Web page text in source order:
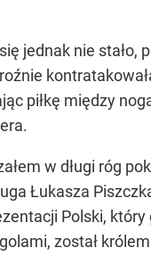
jednak nie stało,
piłkę między
w długi róg
Łukasza
Polski, który
został